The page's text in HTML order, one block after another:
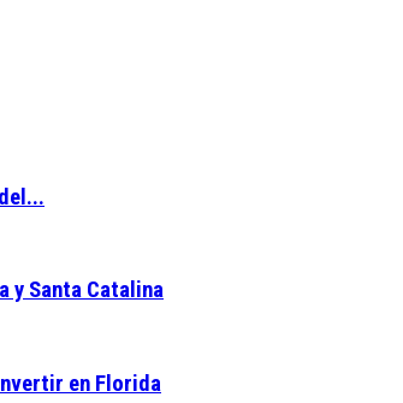
y Santa Catalina
en Florida